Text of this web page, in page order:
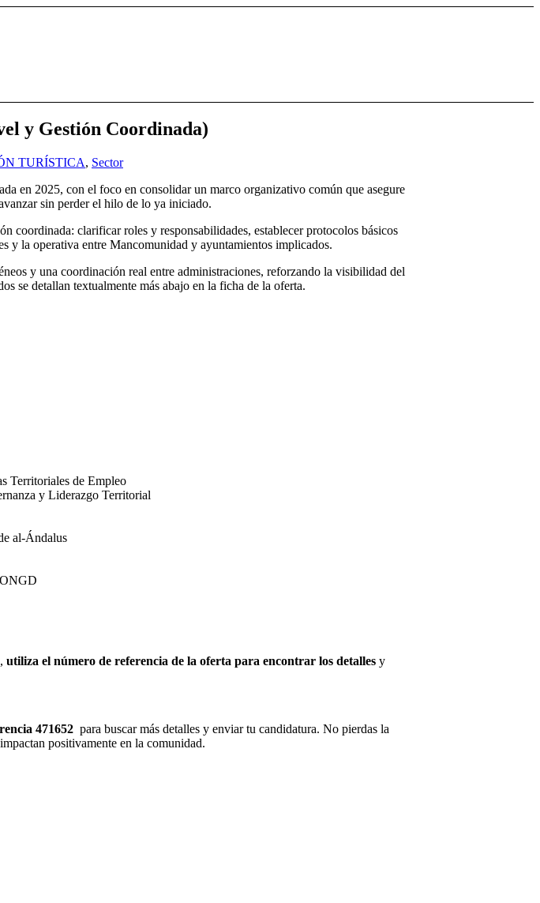
y Gestión Coordinada)
TURÍSTICA, Sector
en 2025, con el foco en consolidar un marco organizativo común que asegure
sin perder el hilo de lo ya iniciado.
coordinada: clarificar roles y responsabilidades, establecer protocolos básicos
y la operativa entre Mancomunidad y ayuntamientos implicados.
y una coordinación real entre administraciones, reforzando la visibilidad del
se detallan textualmente más abajo en la ficha de la oferta.
Territoriales de Empleo
y Liderazgo Territorial
al-Ándalus
utiliza el número de referencia de la oferta para encontrar los detalles y
471652 para buscar más detalles y enviar tu candidatura. No pierdas la
positivamente en la comunidad.